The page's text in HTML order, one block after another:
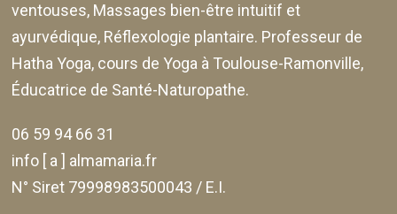
ventouses, Massages bien-être intuitif et
ayurvédique, Réflexologie plantaire. Professeur de
Hatha Yoga, cours de Yoga à Toulouse-Ramonville,
Éducatrice de Santé-Naturopathe.
06 59 94 66 31
info [ a ] almamaria.fr
N° Siret 79998983500043 / E.I.